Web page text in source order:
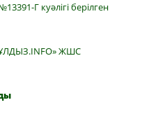
Г куәлігі берілген
ЖШС